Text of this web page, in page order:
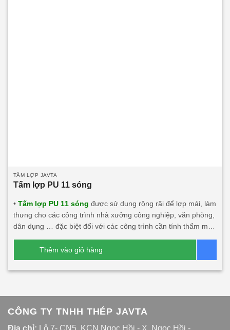
TẤM LỢP JAVTA
Tấm lợp PU 11 sóng
• Tấm lợp PU 11 sóng được sử dụng rộng rãi để lợp mái, làm
thưng cho các công trình nhà xưởng công nghiệp, văn phòng,
dân dụng … đặc biệt đối với các công trình cần tính thẩm mỹ,
11 sóng này khá phù hợp với các công trình đối tác nước
ngoài đầu tư tại Việt Nam.Dòng sản phẩm chính:
Tấm
lợp PU 11 sóng 3 lớp 1 mặt tôn
Tấm lợp 11 sóng 1 lớp tôn
Thêm vào giỏ hàng
CÔNG TY TNHH THÉP JAVTA
Địa chỉ: Lô 7- CN5, KCN Ngọc Hồi - X. Ngọc Hồi -